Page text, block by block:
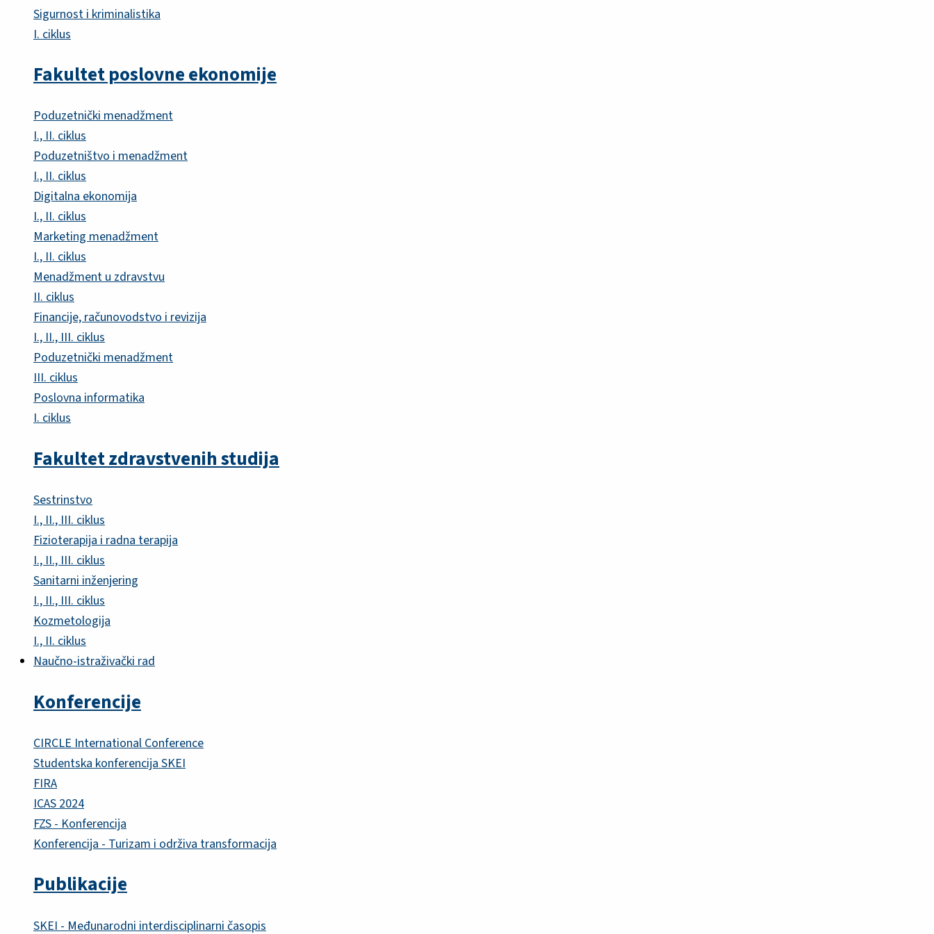
Sigurnost i kriminalistika
I. ciklus
Fakultet poslovne ekonomije
Poduzetnički menadžment
I., II. ciklus
Poduzetništvo i menadžment
I., II. ciklus
Digitalna ekonomija
I., II. ciklus
Marketing menadžment
I., II. ciklus
Menadžment u zdravstvu
II. ciklus
Financije, računovodstvo i revizija
I., II., III. ciklus
Poduzetnički menadžment
III. ciklus
Poslovna informatika
I. ciklus
Fakultet zdravstvenih studija
Sestrinstvo
I., II., III. ciklus
Fizioterapija i radna terapija
I., II., III. ciklus
Sanitarni inženjering
I., II., III. ciklus
Kozmetologija
I., II. ciklus
Naučno-istraživački rad
Konferencije
CIRCLE International Conference
Studentska konferencija SKEI
FIRA
ICAS 2024
FZS - Konferencija
Konferencija - Turizam i održiva transformacija
Publikacije
SKEI - Međunarodni interdisciplinarni časopis